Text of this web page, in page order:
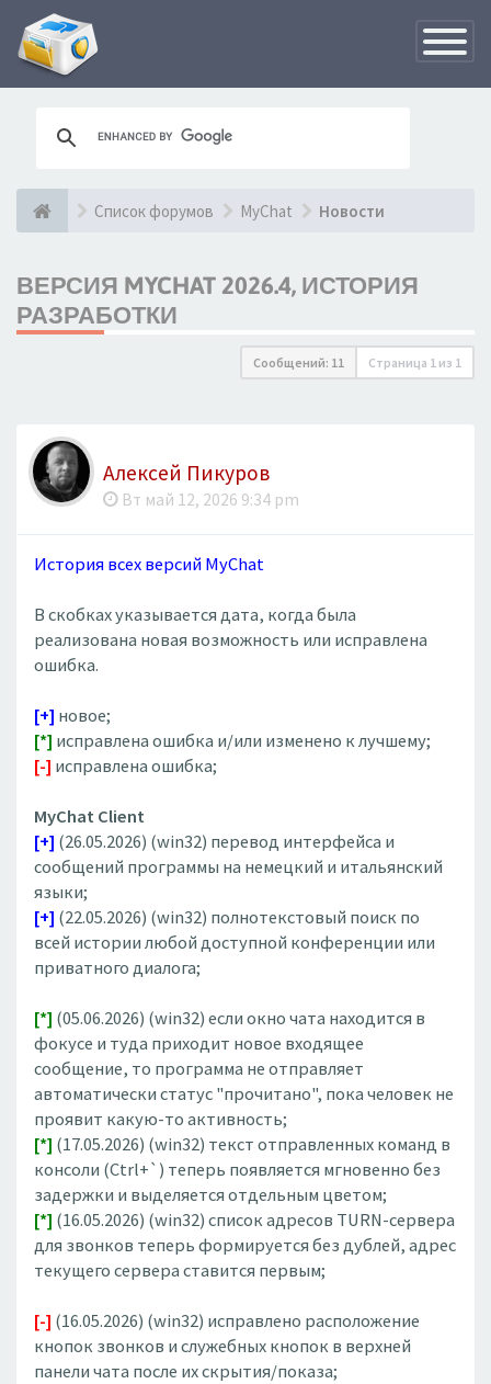
Список форумов MyChat Новости
ВЕРСИЯ MYCHAT 2026.4, ИСТОРИЯ
РАЗРАБОТКИ
Сообщений: 11 Страница 1 из 1
Алексей Пикуров
Вт май 12, 2026 9:34 pm
История всех версий MyChat
В скобках указывается дата, когда была
реализована новая возможность или исправлена
ошибка.
[+] новое;
[*] исправлена ошибка и/или изменено к лучшему;
[-] исправлена ошибка;
MyChat Client
[+] (26.05.2026) (win32) перевод интерфейса и
сообщений программы на немецкий и итальянский
языки;
[+] (22.05.2026) (win32) полнотекстовый поиск по
всей истории любой доступной конференции или
приватного диалога;
[*] (05.06.2026) (win32) если окно чата находится в
фокусе и туда приходит новое входящее
сообщение, то программа не отправляет
автоматически статус "прочитано", пока человек не
проявит какую-то активность;
[*] (17.05.2026) (win32) текст отправленных команд в
консоли (Ctrl+`) теперь появляется мгновенно без
задержки и выделяется отдельным цветом;
[*] (16.05.2026) (win32) список адресов TURN-сервера
для звонков теперь формируется без дублей, адрес
текущего сервера ставится первым;
[-] (16.05.2026) (win32) исправлено расположение
кнопок звонков и служебных кнопок в верхней
панели чата после их скрытия/показа;